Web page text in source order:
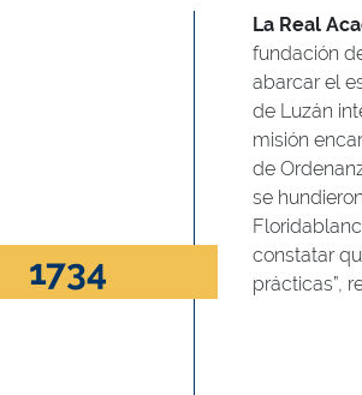
1734
La Real
fundación
abarcar el
de Luzán
misión
de
se
constatar
prácticas”,